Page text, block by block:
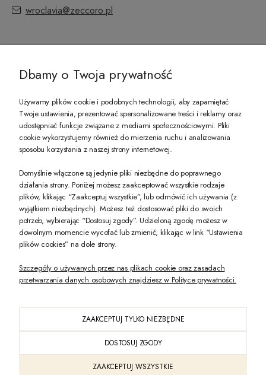
wroclavia@zeccoro.pl
PREZENT DLA CIEBIE!
-10% na pierwsze zakupy na zeccoro.pl Gdy zapiszesz się do naszego
Twoje dane będą przetwarzane zgodnie z nasząpolityką prywatności
POKAŻ PEŁNĄ WERSJĘ STRONY
Sklep internetowy Shoper Premium
Dbamy o Twoja prywatność
Używamy plików cookie i podobnych technologii, aby zapamiętać
Twoje ustawienia, prezentować spersonalizowane treści i reklamy oraz
udostępniać funkcje związane z mediami społecznościowymi. Pliki
cookie wykorzystujemy również do mierzenia ruchu i analizowania
sposobu korzystania z naszej strony internetowej.
Domyślnie włączone są jedynie pliki niezbędne do poprawnego
działania strony. Poniżej możesz zaakceptować wszystkie rodzaje
plików, klikając “Zaakceptuj wszystkie”, lub odmówić ich używania (z
wyjątkiem niezbędnych). Możesz też dostosować pliki do swoich
potrzeb, wybierając “Dostosuj zgody”. Udzieloną zgodę możesz w
dowolnym momencie wycofać lub zmienić, klikając w link “Ustawienia
plików cookies” na dole strony.
Szczegóły o używanych przez nas plikach cookie oraz zasadach
przetwarzania danych osobowych znajdziesz w Polityce prywatności.
ZAAKCEPTUJ TYLKO NIEZBĘDNE
DOSTOSUJ ZGODY
ZAAKCEPTUJ WSZYSTKIE